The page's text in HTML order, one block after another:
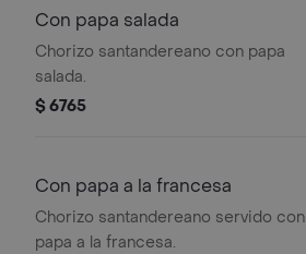
Con papa salada
Chorizo santandereano con papa
salada.
$ 6765
Con papa a la francesa
Chorizo santandereano servido con
papa a la francesa.